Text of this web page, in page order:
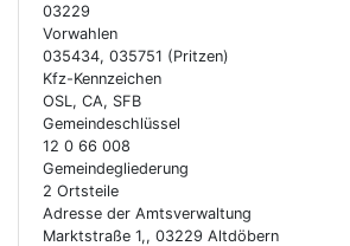
03229
Vorwahlen
035434, 035751 (Pritzen)
Kfz-Kennzeichen
OSL, CA, SFB
Gemeindeschlüssel
12 0 66 008
Gemeindegliederung
2 Ortsteile
Adresse der Amtsverwaltung
Marktstraße 1,, 03229 Altdöbern